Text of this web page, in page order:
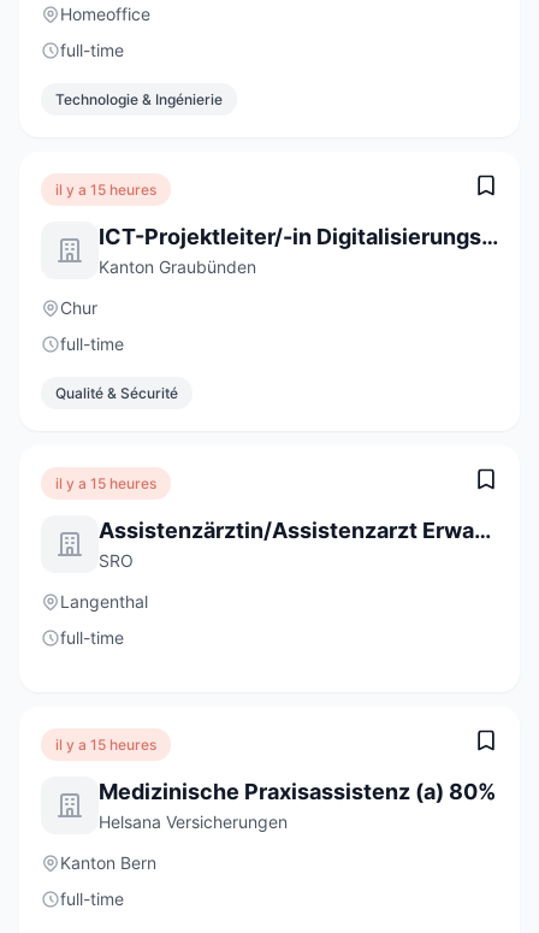
Homeoffice
full-time
Technologie & Ingénierie
il y a 15 heures
ICT-Projektleiter/-in Digitalisierungsprojekte 60-100 %
Kanton Graubünden
Chur
full-time
Qualité & Sécurité
il y a 15 heures
Assistenzärztin/Assistenzarzt Erwachsenenpsychiatrie Ambulatorium 80 - 100 %
SRO
Langenthal
full-time
il y a 15 heures
Medizinische Praxisassistenz (a) 80%
Helsana Versicherungen
Kanton Bern
full-time